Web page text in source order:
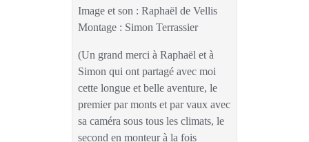
Image et son : Raphaël de Vellis
Montage : Simon Terrassier
(Un grand merci à Raphaël et à
Simon qui ont partagé avec moi
cette longue et belle aventure, le
premier par monts et par vaux avec
sa caméra sous tous les climats, le
second en monteur à la fois